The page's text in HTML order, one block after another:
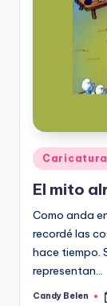
Posted
in
El mito
Como anda
recordé las
hace tiempo.
representan…
Posted
Candy Belen